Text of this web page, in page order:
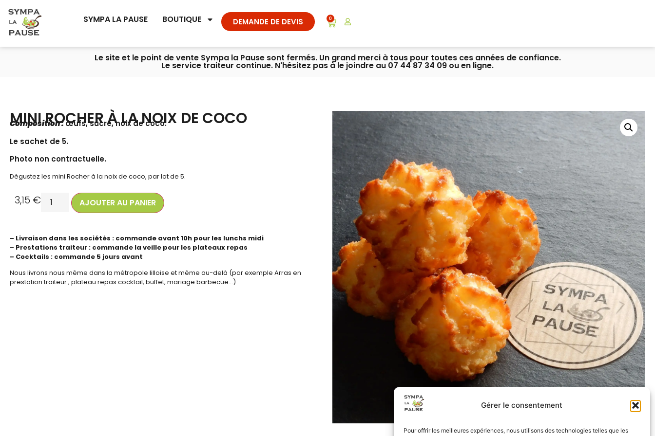
Gérer le consentement
Pour offrir les meilleures expériences, nous utilisons des technologies telles que les
SYMPA LA PAUSE BOUTIQUE DEMANDE DE DEVIS 0
Le site et le point de vente Sympa la Pause sont fermés. Un grand merci à tous pour toutes ces années de confiance.
Le service traiteur continue. N'hésitez pas à le joindre au 07 44 87 34 09 ou en ligne.
MINI ROCHER À LA NOIX DE COCO
Composition :œufs, sucre, noix de coco.
Le sachet de 5.
Photo non contractuelle.
Dégustez les mini Rocher à la noix de coco, par lot de 5.
3,15 € AJOUTER AU PANIER
– Livraison dans les sociétés : commande avant 10h pour les lunchs midi
– Prestations traiteur : commande la veille pour les plateaux repas
– Cocktails : commande 5 jours avant
Nous livrons nous même dans la métropole lilloise et même au-delà (par exemple Arras en
prestation traiteur ; plateau repas cocktail, buffet, mariage barbecue…)